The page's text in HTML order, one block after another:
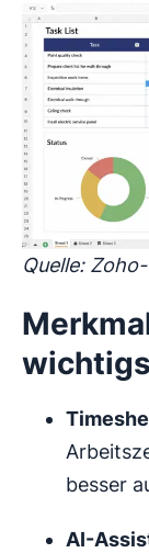
Quelle:
besser
AI-